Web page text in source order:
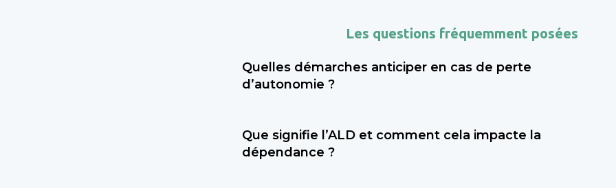
Les questions fréquemment posées
Quelles démarches anticiper en cas de perte
d’autonomie ?
demander l’APA (allocation personnalisée d’autonomie) au
départemental, et envisager une mesure de protection
Que signifie l’ALD et comment cela impacte la
dépendance ?